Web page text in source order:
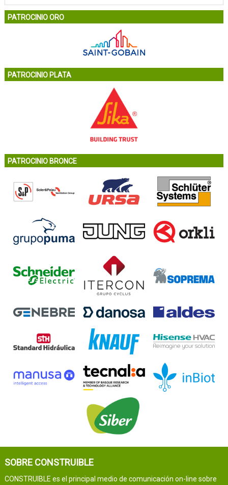
PATROCINIO ORO
PATROCINIO PLATA
PATROCINIO BRONCE
SOBRE CONSTRUIBLE
CONSTRUIBLE es el principal medio de comunicación on-line sobre